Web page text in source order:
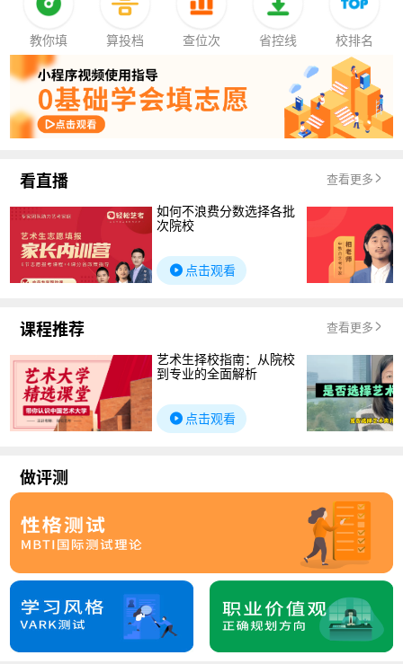
教你填 算投档 查位次 省控线 校排名
看直播 查看更多
如何不浪费分数选择各批
次院校
点击观看
课程推荐 查看更多
艺术生择校指南：从院校
到专业的全面解析
点击观看
做评测